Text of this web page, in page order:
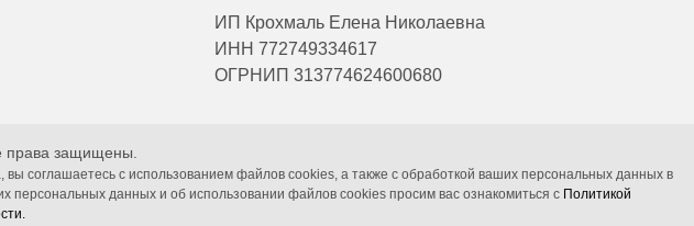
ИП Крохмаль Елена Николаевна
ИНН 772749334617
ОГРНИП 313774624600680
права защищены.
соглашаетесь с использованием файлов cookies, а также с обработкой ваших персональных данных в
данных и об использовании файлов cookies просим вас ознакомиться с Политикой